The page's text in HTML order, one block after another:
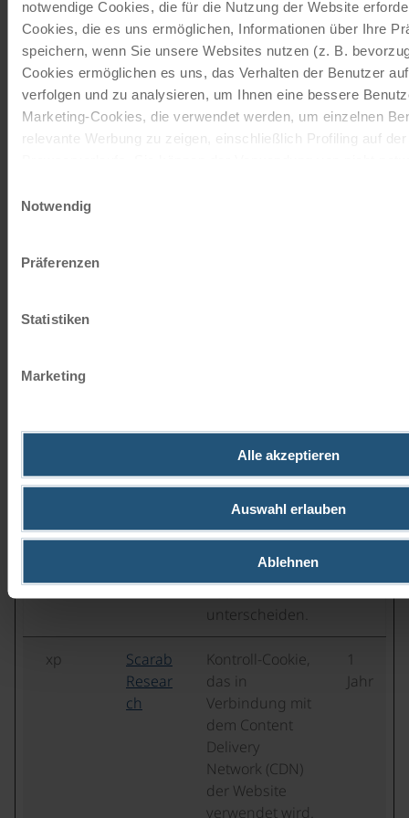
notwendige Cookies, die für die Nutzung der Website
Cookies, die es uns ermöglichen, Informationen über Ihre
speichern, wenn Sie unsere Websites nutzen (z. B.
Cookies ermöglichen es uns, das Verhalten der Benutzer
verfolgen und zu analysieren, um Ihnen eine bessere
Marketing-Cookies, die verwendet werden, um einzelnen
relevante Werbung zu zeigen, einschließlich Profiling auf
entscheiden, nur notwendige Cookies zu verwenden, indem
Impressum
Notwendig
Präferenzen
Statistiken
Marketing
Alle akzeptieren
Auswahl erlauben
Ablehnen
mbed
Zusammenhan
g mit der 3D-
Ansichtsfunktio
n auf der
Website
verwendet.
ung
Website zu
erstellen.
e
Dieser Cookie
wird verwendet,
Menschen und
unterscheiden.
ung
xp
Scarab
Resear
ch
Kontroll-Cookie,
das in
Verbindung mit
dem Content
Delivery
Network (CDN)
der Website
verwendet wird.
1
Jahr